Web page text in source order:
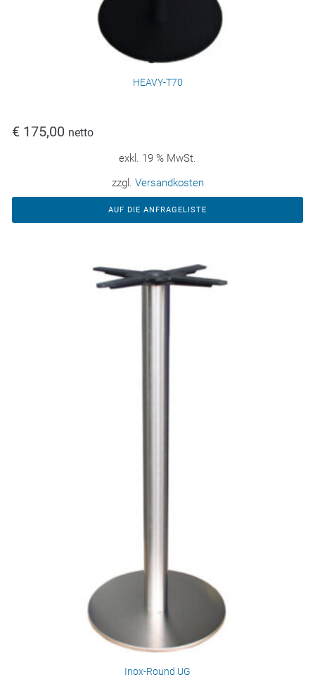
HEAVY-T70
€ 175,00 netto
exkl. 19 % MwSt.
zzgl. Versandkosten
AUF DIE ANFRAGELISTE
Inox-Round UG